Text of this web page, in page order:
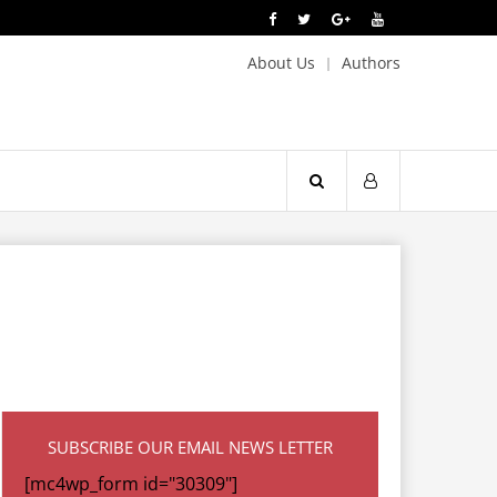
About Us Authors
SUBSCRIBE OUR EMAIL NEWS LETTER
[mc4wp_form id="30309"]